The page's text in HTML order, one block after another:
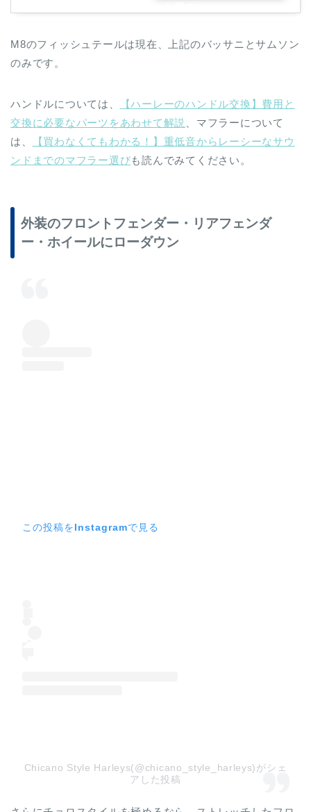
M8のフィッシュテールは現在、上記のバッサニとサムソン
のみです。
ハンドルについては、
【ハーレーのハンドル交換】費用と
交換に必要なパーツをあわせて解説
、マフラーについて
は、
【買わなくてもわかる！】重低音からレーシーなサウ
ンドまでのマフラー選びも読んでみてください。
外装のフロントフェンダー・リアフェンダ
ー・ホイールにローダウン
この投稿をInstagramで見る
Chicano Style Harleys(@chicano_style_harleys)がシェ
アした投稿